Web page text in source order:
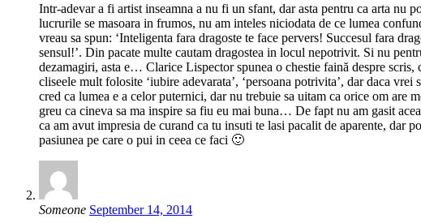
Intr-adevar a fi artist inseamna a nu fi un sfant, dar asta pentru ca arta nu
lucrurile se masoara in frumos, nu am inteles niciodata de ce lumea
vreau sa spun: ‘Inteligenta fara dragoste te face pervers! Succesul fara
sensul!’. Din pacate multe cautam dragostea in locul nepotrivit. Si nu
dezamagiri, asta e… Clarice Lispector spunea o chestie faină despre scris,
cliseele mult folosite ‘iubire adevarata’, ‘persoana potrivita’, dar daca
cred ca lumea e a celor puternici, dar nu trebuie sa uitam ca orice om are
greu ca cineva sa ma inspire sa fiu eu mai buna… De fapt nu am gasit
ca am avut impresia de curand ca tu insuti te lasi pacalit de aparente, dar
pasiunea pe care o pui in ceea ce faci 🙂
Someone September 14, 2014